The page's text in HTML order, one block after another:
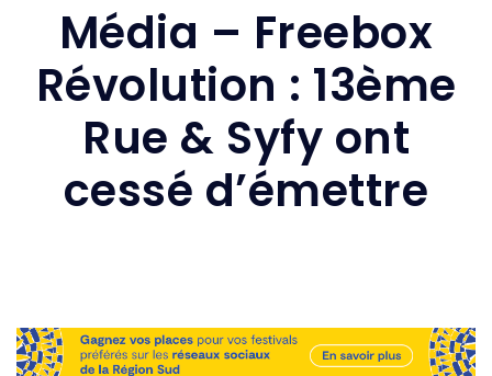
Média – Freebox
Révolution : 13ème
Rue & Syfy ont
cessé d’émettre